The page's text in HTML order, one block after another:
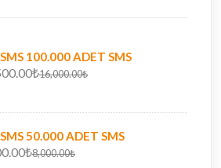
100.000 ADET SMS
16,000.00₺
50.000 ADET SMS
8,000.00₺